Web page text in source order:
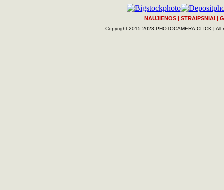
NAUJIENOS | STRAIPSNIAI |
Copyright 2015-2023 PHOTOCAMERA.CLICK |